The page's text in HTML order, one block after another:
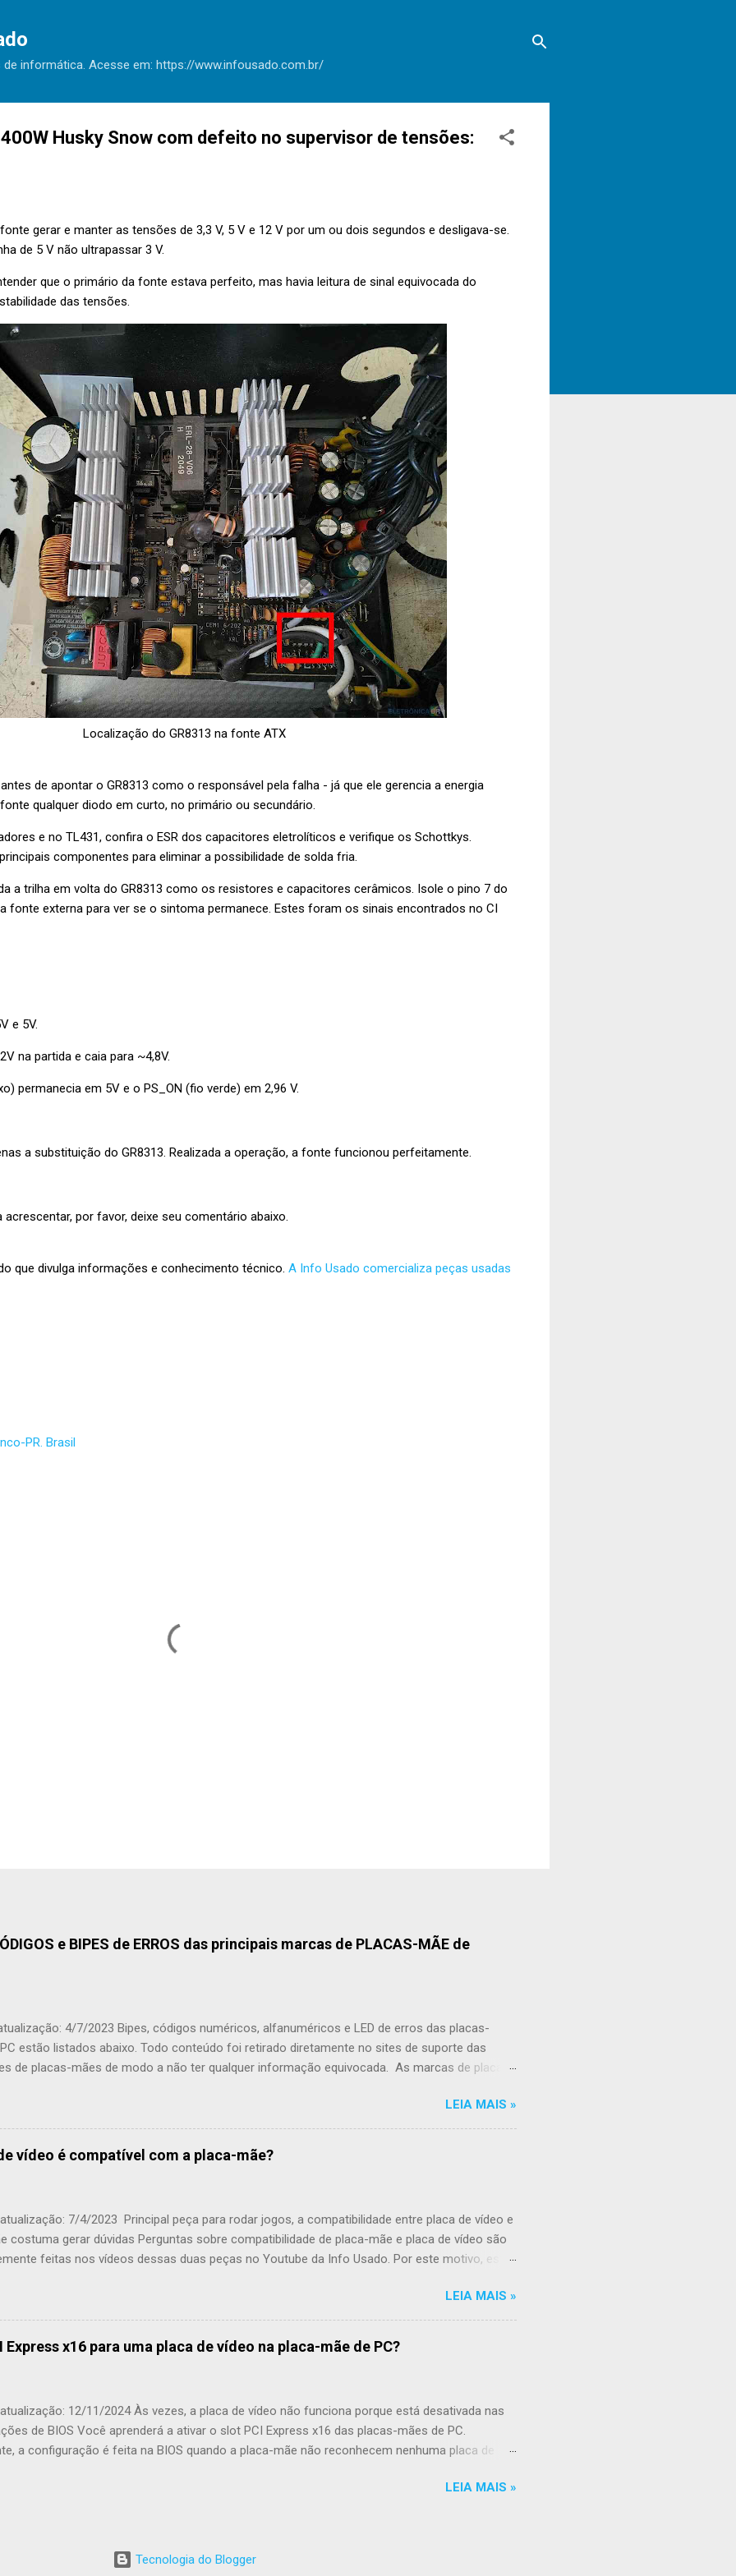
de informática. Acesse em: https://www.infousado.com.br/
Husky Snow com defeito no supervisor de tensões:
gerar e manter as tensões de 3,3 V, 5 V e 12 V por um ou dois segundos e desligava-se.
de 5 V não ultrapassar 3 V.
que o primário da fonte estava perfeito, mas havia leitura de sinal equivocada do
das tensões.
Localização do GR8313 na fonte ATX
de apontar o GR8313 como o responsável pela falha - já que ele gerencia a energia
qualquer diodo em curto, no primário ou secundário.
e no TL431, confira o ESR dos capacitores eletrolíticos e verifique os Schottkys.
componentes para eliminar a possibilidade de solda fria.
a trilha em volta do GR8313 como os resistores e capacitores cerâmicos. Isole o pino 7 do
fonte externa para ver se o sintoma permanece. Estes foram os sinais encontrados no CI
e 5V.
na partida e caia para ~4,8V.
permanecia em 5V e o PS_ON (fio verde) em 2,96 V.
a substituição do GR8313. Realizada a operação, a fonte funcionou perfeitamente.
por favor, deixe seu comentário abaixo.
que divulga informações e conhecimento técnico. A Info Usado comercializa peças usadas
PR. Brasil
e BIPES de ERROS das principais marcas de PLACAS-MÃE de
4/7/2023 Bipes, códigos numéricos, alfanuméricos e LED de erros das placas-
estão listados abaixo. Todo conteúdo foi retirado diretamente no sites de suporte das
de placas-mães de modo a não ter qualquer informação equivocada. As marcas de placas-
, como a AMI, AMI UEFI e Award. Alto falante (beep) integrado em uma placa-mãe de PC
da descrição nativa foi deixada em negrito para facilitar o entendimento do defeito. As
aqui apresentadas são livres e feitas por mim, Márcio Baldo. Se encontrar algum erro, por
nos comentários para correção. Não Encontrei a Marca da Minha Placa-Mãe na Lista
LEIA MAIS »
vídeo é compatível com a placa-mãe?
7/4/2023 Principal peça para rodar jogos, a compatibilidade entre placa de vídeo e
costuma gerar dúvidas Perguntas sobre compatibilidade de placa-mãe e placa de vídeo são
feitas nos vídeos dessas duas peças no Youtube da Info Usado. Por este motivo, este
conector se chama barramento . O barramento é o mesmo usado nas memórias RAM s
, DDR2 , DDR3 , DDR4 e DDR5 . A placa de vídeo tem seu próprio barramento e pode ser: -
Express. A maioria das placas-mães, desde as DDR2 , vêm de fábrica com PCI Express ,
as mais atuais. Na maioria dos casos, você encontrará apenas a forma resumida deste
LEIA MAIS »
x16 para uma placa de vídeo na placa-mãe de PC?
12/11/2024 Às vezes, a placa de vídeo não funciona porque está desativada nas
de BIOS Você aprenderá a ativar o slot PCI Express x16 das placas-mães de PC.
a configuração é feita na BIOS quando a placa-mãe não reconhecem nenhuma placa de
o passo a passo. Neste momento, não instale a placa de vídeo. Vamos lá. Pouco tempo
da marca e modelo da placa-mãe, as etapas podem ser diferentes do que é mostrado
entrar na configuração da BIOS já estará na tela principal com a data e hora que é a aba Main
LEIA MAIS »
Tecnologia do Blogger